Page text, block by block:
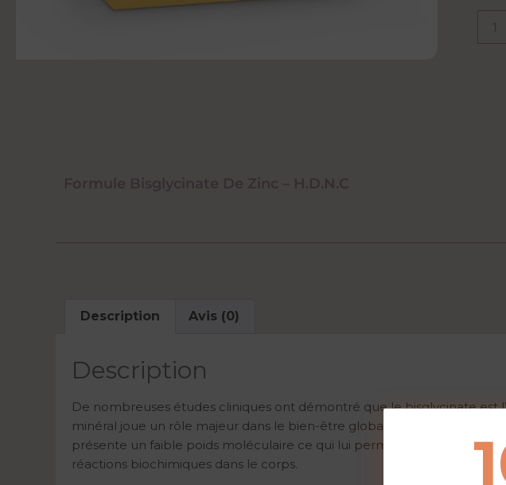
Description Avis (0)
Description
De nombreuses études cliniques ont démontré que le bisglycinate est
minéral joue un rôle majeur dans le bien-être globale. Cette forme
présente un faible poids moléculaire ce qui lui permet d’avoir une
réactions biochimiques dans le corps.